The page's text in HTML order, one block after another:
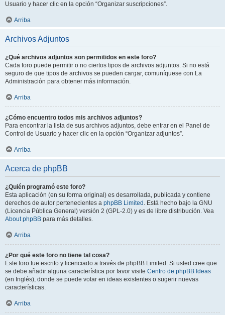
Usuario y hacer clic en la opción “Organizar suscripciones”.
Arriba
Archivos Adjuntos
¿Qué archivos adjuntos son permitidos en este foro?
Cada foro puede permitir o no ciertos tipos de archivos adjuntos. Si no está
seguro de que tipos de archivos se pueden cargar, comuníquese con La
Administración para obtener más información.
Arriba
¿Cómo encuentro todos mis archivos adjuntos?
Para encontrar la lista de sus archivos adjuntos, debe entrar en el Panel de
Control de Usuario y hacer clic en la opción “Organizar adjuntos”.
Arriba
Acerca de phpBB
¿Quién programó este foro?
Esta aplicación (en su forma original) es desarrollada, publicada y contiene
derechos de autor pertenecientes a phpBB Limited . Está hecho bajo la GNU
(Licencia Pública General) versión 2 (GPL-2.0) y es de libre distribución. Vea
About phpBB para más detalles.
Arriba
¿Por qué este foro no tiene tal cosa?
Este foro fue escrito y licenciado a través de phpBB Limited. Si usted cree que
se debe añadir alguna característica por favor visite Centro de phpBB Ideas
(en Inglés), donde se puede votar en ideas existentes o sugerir nuevas
características.
Arriba